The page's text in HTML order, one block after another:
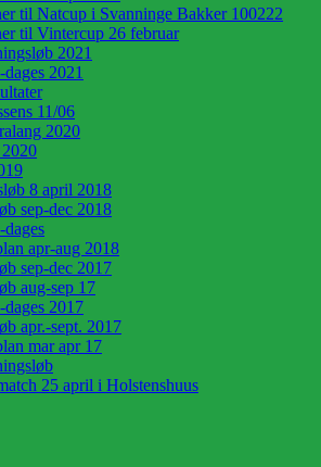
til Natcup i Svanninge Bakker 100222
til Vintercup 26 februar
2021
2021
11/06
2020
8 april 2018
sep-dec 2018
dages
apr-aug 2018
sep-dec 2017
aug-sep 17
dages 2017
apr.-sept. 2017
mar apr 17
25 april i Holstenshuus